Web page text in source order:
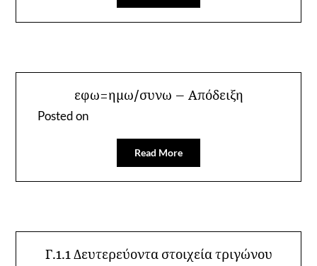
εφω=ημω/συνω – Απόδειξη
Posted on
Read More
Γ.1.1 Δευτερεύοντα στοιχεία τριγώνου